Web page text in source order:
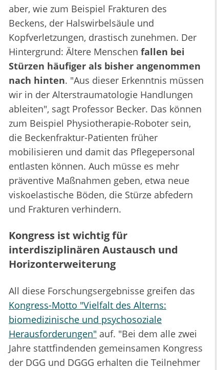
aber, wie zum Beispiel Frakturen des
Beckens, der Halswirbelsäule und
Kopfverletzungen, drastisch zunehmen. Der
Hintergrund: Ältere Menschen fallen bei
Stürzen häufiger als bisher angenommen
nach hinten. "Aus dieser Erkenntnis müssen
wir in der Alterstraumatologie Handlungen
ableiten", sagt Professor Becker. Das können
zum Beispiel Physiotherapie-Roboter sein,
die Beckenfraktur-Patienten früher
mobilisieren und damit das Pflegepersonal
entlasten können. Auch müsse es mehr
präventive Maßnahmen geben, etwa neue
viskoelastische Böden, die Stürze abfedern
und Frakturen verhindern.
Kongress ist wichtig für
interdisziplinären Austausch und
Horizonterweiterung
All diese Forschungsergebnisse greifen das
Kongress-Motto "Vielfalt des Alterns:
biomedizinische und psychosoziale
Herausforderungen" auf. "Bei dem alle zwei
Jahre stattfindenden gemeinsamen Kongress
der DGG und DGGG erhalten die Teilnehmer